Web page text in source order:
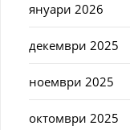
януари 2026
декември 2025
ноември 2025
октомври 2025